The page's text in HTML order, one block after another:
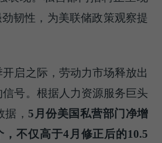
韧性，为美联储政策观察提
启之际，劳动力市场释放出
号。根据人力资源服务巨头
， 5月份美国私营部门净增
，不仅高于4月修正后的10.5